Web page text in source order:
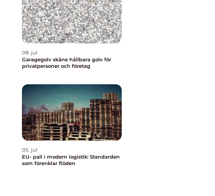
08. jul
Garagegolv skåne hållbara golv för
privatpersoner och företag
05. jul
EU- pall i modern logistik: Standarden
som förenklar flöden